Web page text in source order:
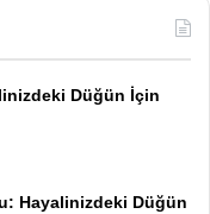
Düğün İçin
Hayalinizdeki Düğün